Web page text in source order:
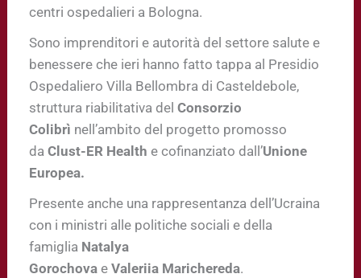
centri ospedalieri a Bologna.
Sono imprenditori e autorità del settore salute e
benessere che ieri hanno fatto tappa al Presidio
Ospedaliero Villa Bellombra di Casteldebole,
struttura riabilitativa delConsorzio
Colibrì nell’ambito del progetto promosso
daClust-ER Healthe cofinanziato dall’Unione
Europea.
Presente anche una rappresentanza dell’Ucraina
con i ministri alle politiche sociali e della
famiglia Natalya
Gorochova eValeriia Marichereda.